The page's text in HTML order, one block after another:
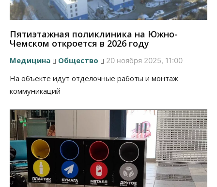
Пятиэтажная поликлиника на Южно-
Чемском откроется в 2026 году
Медицина Общество 20 ноября 2025, 11:00
На объекте идут отделочные работы и монтаж
коммуникаций